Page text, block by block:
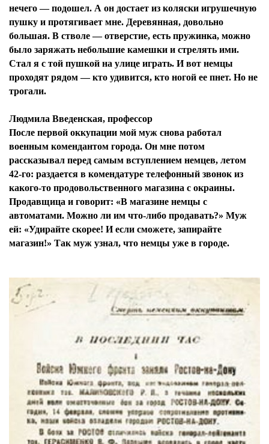
нечего — подошел. А он достает из коляски игрушечную
пушку и протягивает мне. Деревянная, довольно
большая. В стволе — отверстие, есть пружинка, можно
было заряжать небольшие камешки и стрелять ими.
Стал я с той пушкой на улице играть. И вот немцы
проходят рядом — кто удивится, кто ногой ее пнет. Но не
трогали.
Людмила Введенская, профессор
После первой оккупации мой муж снова работал
военным комендантом города. Он мне потом
рассказывал перед самым вступлением немцев, летом
42-го: раздается в комендатуре телефонный звонок из
какого-то продовольственного магазина с окраины.
Продавщица и говорит: «В магазине немцы с
автоматами. Можно ли им что-либо продавать?» Муж
ей: «Удирайте скорее! И если сможете, запирайте
магазин!» Так муж узнал, что немцы уже в городе.